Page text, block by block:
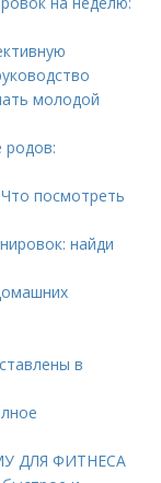
молодой
родов:
посмотреть
найди
в
ДЛЯ ФИТНЕСА